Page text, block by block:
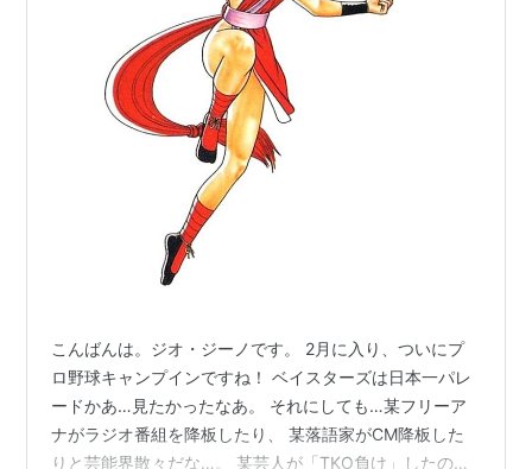
こんばんは。ジオ・ジーノです。 2月に入り、ついにプ
ロ野球キャンプインですね！ ベイスターズは日本一パレ
ードかあ…見たかったなあ。 それにしても…某フリーア
ナがラジオ番組を降板したり、 某落語家がCM降板した
りと芸能界散々だな…。 某芸人が「TKO負け」したのは